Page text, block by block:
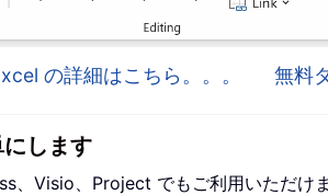
の詳細はこちら。。。 無料
します
、Visio、Project でもご利用いただけま